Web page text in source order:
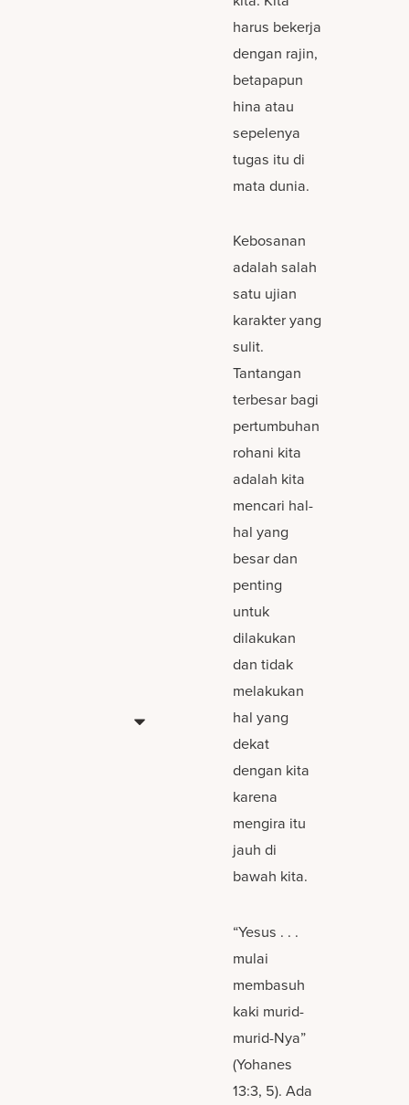
harus bekerja
dengan rajin,
betapapun
hina atau
sepelenya
tugas itu di
mata dunia.
Kebosanan
adalah salah
satu ujian
karakter yang
sulit.
Tantangan
terbesar bagi
pertumbuhan
rohani kita
adalah kita
mencari hal-
hal yang
besar dan
penting
untuk
dilakukan
dan tidak
melakukan
hal yang
dekat
dengan kita
karena
mengira itu
jauh di
bawah kita.
“Yesus . . .
mulai
membasuh
kaki murid-
murid-Nya”
(Yohanes
13:3, 5). Ada